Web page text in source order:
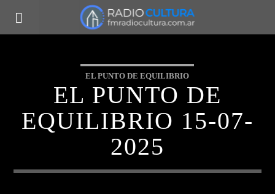
EL PUNTO DE EQUILIBRIO
EL PUNTO DE
EQUILIBRIO 15-07-
2025